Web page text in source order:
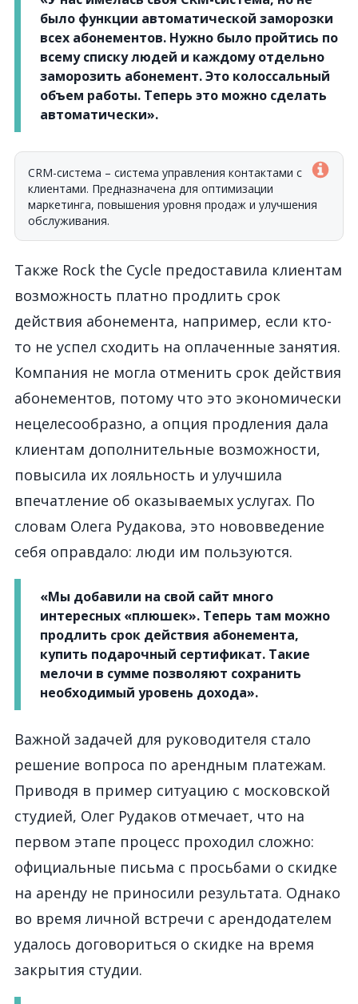
было функции автоматической заморозки
всех абонементов. Нужно было пройтись по
всему списку людей и каждому отдельно
заморозить абонемент. Это колоссальный
объем работы. Теперь это можно сделать
автоматически».
CRM-система – система управления контактами с
клиентами. Предназначена для оптимизации
маркетинга, повышения уровня продаж и улучшения
обслуживания.
Также Rock the Cycle предоставила клиентам
возможность платно продлить срок
действия абонемента, например, если кто-
то не успел сходить на оплаченные занятия.
Компания не могла отменить срок действия
абонементов, потому что это экономически
нецелесообразно, а опция продления дала
клиентам дополнительные возможности,
повысила их лояльность и улучшила
впечатление об оказываемых услугах. По
словам Олега Рудакова, это нововведение
себя оправдало: люди им пользуются.
«Мы добавили на свой сайт много
интересных «плюшек». Теперь там можно
продлить срок действия абонемента,
купить подарочный сертификат. Такие
мелочи в сумме позволяют сохранить
необходимый уровень дохода».
Важной задачей для руководителя стало
решение вопроса по арендным платежам.
Приводя в пример ситуацию с московской
студией, Олег Рудаков отмечает, что на
первом этапе процесс проходил сложно:
официальные письма с просьбами о скидке
на аренду не приносили результата. Однако
во время личной встречи с арендодателем
удалось договориться о скидке на время
закрытия студии.